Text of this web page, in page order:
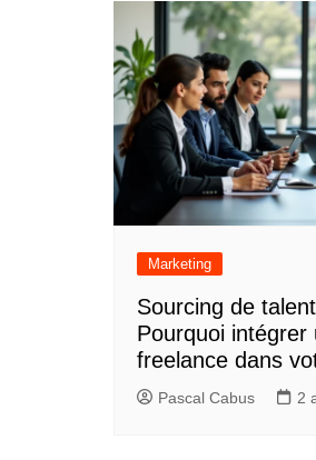
Marketing
Sourcing de
Pourquoi
freelance dans
Pascal Cabus 2